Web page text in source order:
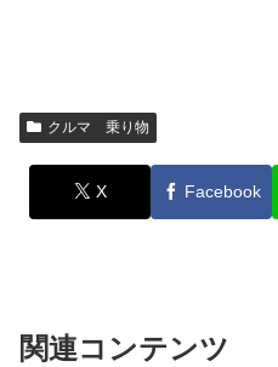
クルマ 乗り物
X Facebook
関連コンテンツ